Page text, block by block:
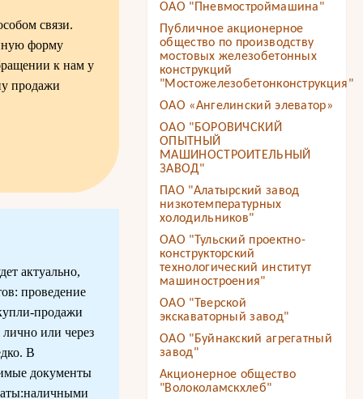
связи.
форму
к нам у
продажи
актуально,
проведение
продажи
или через
В
документы
ОАО "Пневмостроймашина"
Публичное акционерное
общество по производству
мостовых железобетонных
конструкций
"Мостожелезобетонконструкция"
ОАО «Ангелинский элеватор»
ОАО "БОРОВИЧСКИЙ
ОПЫТНЫЙ
МАШИНОСТРОИТЕЛЬНЫЙ
ЗАВОД"
ПАО "Алатырский завод
низкотемпературных
холодильников"
ОАО "Тульский проектно-
конструкторский
технологический институт
машиностроения"
ОАО "Тверской
экскаваторный завод"
ОАО "Буйнакский агрегатный
завод"
Акционерное общество
"Волоколамскхлеб"